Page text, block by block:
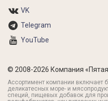
VK
Telegram
YouTube
© 2008-2026 Компания
Ассортимент компании включает
деликатесных море- и
специй, пищевых добавок для